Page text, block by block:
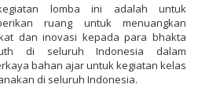
lomba ini adalah untuk
ruang untuk menuangkan
dan inovasi kepada para bhakta
di seluruh Indonesia dalam
bahan ajar untuk kegiatan kelas
di seluruh Indonesia.